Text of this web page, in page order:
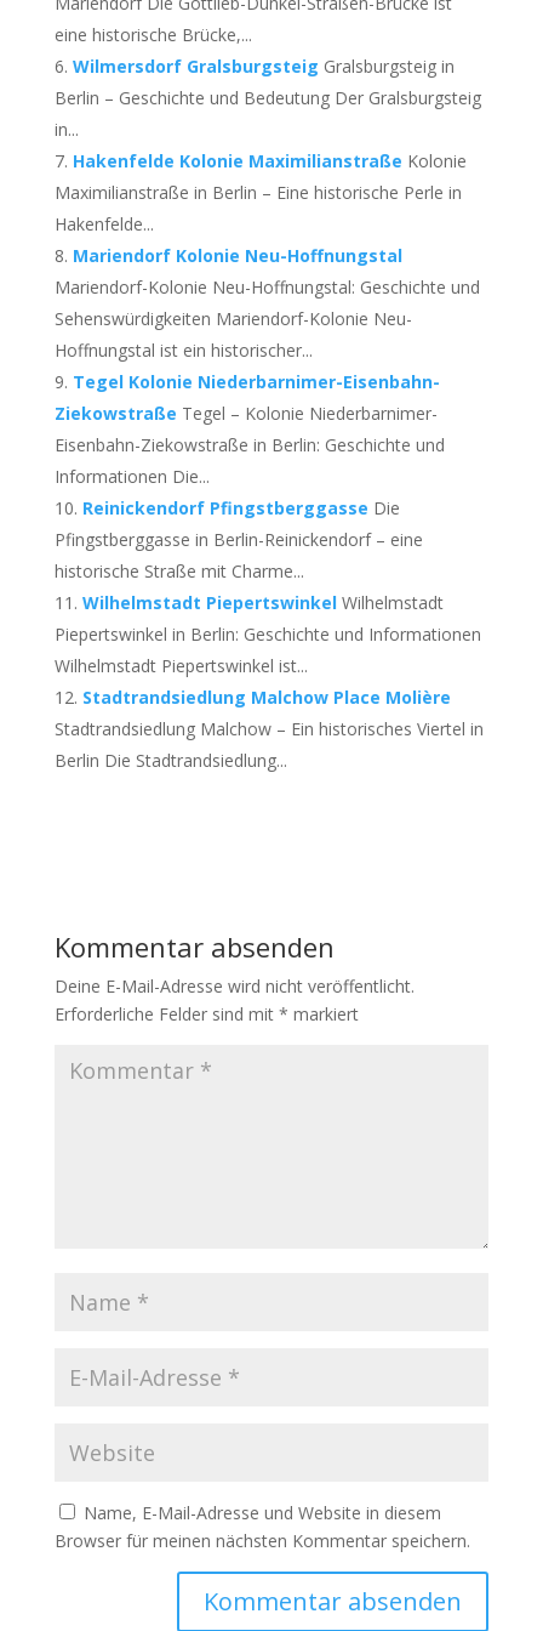
eine historische Brücke,...
Wilmersdorf Gralsburgsteig Gralsburgsteig in
Berlin – Geschichte und Bedeutung Der Gralsburgsteig
in...
Hakenfelde Kolonie Maximilianstraße Kolonie
Maximilianstraße in Berlin – Eine historische Perle in
Hakenfelde...
Mariendorf Kolonie Neu-Hoffnungstal
Mariendorf-Kolonie Neu-Hoffnungstal: Geschichte und
Sehenswürdigkeiten Mariendorf-Kolonie Neu-
Hoffnungstal ist ein historischer...
Tegel Kolonie Niederbarnimer-Eisenbahn-
Ziekowstraße Tegel – Kolonie Niederbarnimer-
Eisenbahn-Ziekowstraße in Berlin: Geschichte und
Informationen Die...
Reinickendorf Pfingstberggasse Die
Pfingstberggasse in Berlin-Reinickendorf – eine
historische Straße mit Charme...
Wilhelmstadt Piepertswinkel Wilhelmstadt
Piepertswinkel in Berlin: Geschichte und Informationen
Wilhelmstadt Piepertswinkel ist...
Stadtrandsiedlung Malchow Place Molière
Stadtrandsiedlung Malchow – Ein historisches Viertel in
Berlin Die Stadtrandsiedlung...
Kommentar absenden
Deine E-Mail-Adresse wird nicht veröffentlicht.
Erforderliche Felder sind mit * markiert
Name, E-Mail-Adresse und Website in diesem
Browser für meinen nächsten Kommentar speichern.